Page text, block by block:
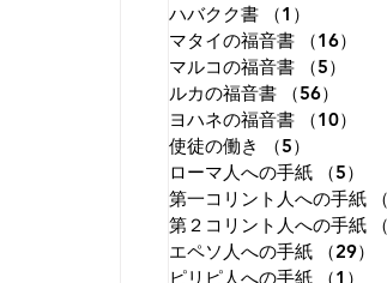
ハバクク書
（1）
マタイの福音書
（16）
マルコの福音書
（5）
ルカの福音書
（56）
ヨハネの福音書
（10）
使徒の働き
（5）
ローマ人への手紙
（5）
第一コリント人への手紙
第２コリント人への手紙
エペソ人への手紙
（29）
ピリピ人への手紙
（1）